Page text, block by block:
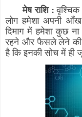
मेष राशि : वृश्चिक
लोग हमेशा अपनी
दिमाग में हमेशा कुछ
रहने और फैसले लेने की
है कि इनकी सोच में ही